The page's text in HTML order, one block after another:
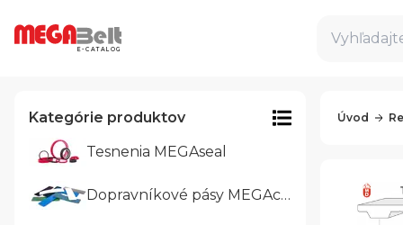
E-CATALOG
Kategórie produktov
Tesnenia MEGAseal
Dopravníkové pásy MEGAcon
Úvod